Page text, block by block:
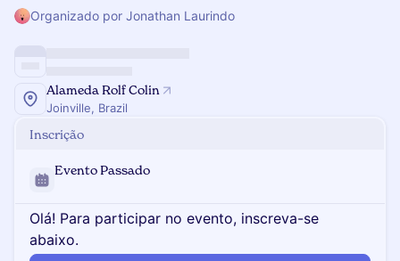
Organizado por Jonathan Laurindo
Alameda Rolf Colin
Joinville, Brazil
Inscrição
Evento Passado
Olá! Para participar no evento, inscreva-se
abaixo.